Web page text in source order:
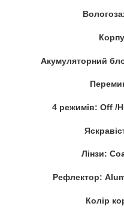
Акумуляторний
4 режимів: Off /
Лінзи:
Рефлектор:
Колір